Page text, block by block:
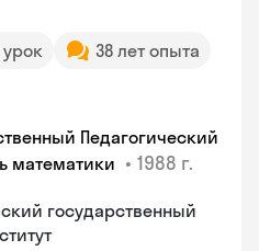
урок
38 лет опыта
Педагогический
математики • 1988 г.
государственный